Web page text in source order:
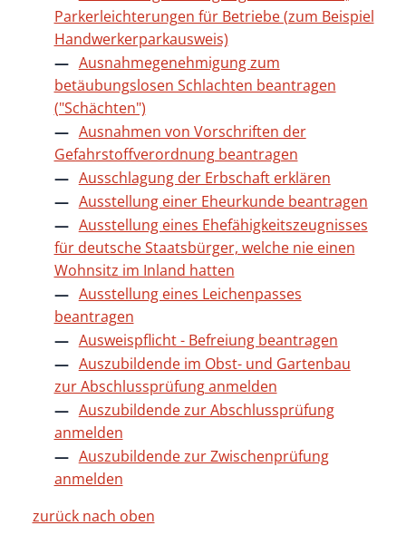
Parkerleichterungen für Betriebe (zum Beispiel
Handwerkerparkausweis)
Ausnahmegenehmigung zum
betäubungslosen Schlachten beantragen
("Schächten")
Ausnahmen von Vorschriften der
Gefahrstoffverordnung beantragen
Ausschlagung der Erbschaft erklären
Ausstellung einer Eheurkunde beantragen
Ausstellung eines Ehefähigkeitszeugnisses
für deutsche Staatsbürger, welche nie einen
Wohnsitz im Inland hatten
Ausstellung eines Leichenpasses
beantragen
Ausweispflicht - Befreiung beantragen
Auszubildende im Obst- und Gartenbau
zur Abschlussprüfung anmelden
Auszubildende zur Abschlussprüfung
anmelden
Auszubildende zur Zwischenprüfung
anmelden
zurück nach oben